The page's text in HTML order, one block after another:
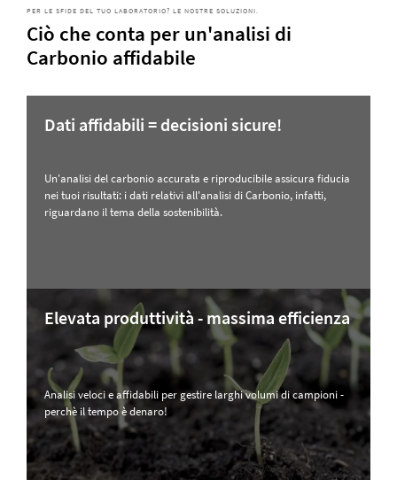
PER LE SFIDE DEL TUO LABORATORIO? LE NOSTRE SOLUZIONI.
Ciò che conta per un'analisi di
Carbonio affidabile
Dati affidabili = decisioni sicure!
Un'analisi del carbonio accurata e riproducibile assicura fiducia
nei tuoi risultati: i dati relativi all'analisi di Carbonio, infatti,
riguardano il tema della sostenibilità.
Elevata produttività - massima efficienza
Analisi veloci e affidabili per gestire larghi volumi di campioni -
perchè il tempo è denaro!